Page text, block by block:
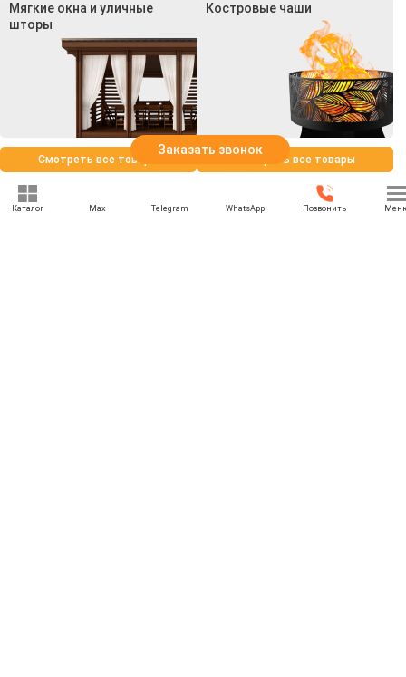
Мягкие окна и уличные
шторы
Смотреть все товары
Костровые чаши
Смотреть все товары
Заказать звонок
Каталог Max Telegram WhatsApp Позвонить